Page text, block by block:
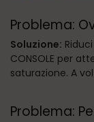
Problema:
Soluzione:
CONSOLE per
saturazione. A
Problema: